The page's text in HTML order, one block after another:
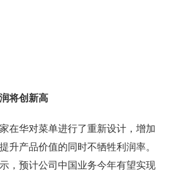
将创新高
在华对菜单进行了重新设计，增加
升产品价值的同时不牺牲利润率。
，预计公司中国业务今年有望实现